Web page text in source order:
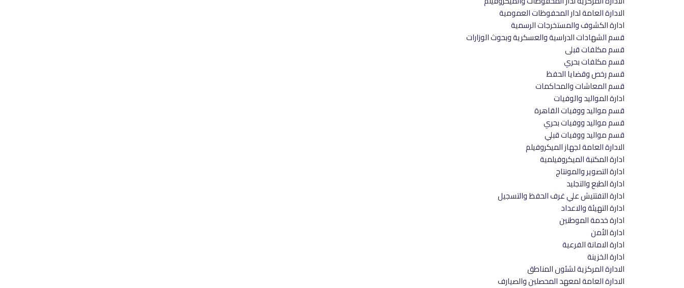
الادارة العامة لدار المحفوظات العمومية
ادارة الكشوف والمستخرجات الرسمية
قسم الشهادات الدراسية والعسكرية وبحوث الوزارات
قسم مكلفات قبلى
قسم مكلفات بحري
قسم رخص وقضايا الحفظ
قسم المعاشات والمحاكمات
ادارة المواليد والوفيات
قسم مواليد ووفيات القاهرة
قسم مواليد ووفيات بحري
قسم مواليد ووفيات قبلي
الادارة العامة لجهاز الميكروفيلم
ادارة المكتبة الميكروفيلمية
ادارة التصوير والمونتاج
ادارة الطبع والتجليد
ادارة التفتتيش علي غرف الحفظ والتسجيل
ادارة التهيئة والاعداد
ادارة خدمة الموطنين
ادارة الأمن
ادارة الامانة الفرعية
ادارة الخزينة
الادارة المركزية لشئون المناطق
الادارة العامة لمعهد المحصلين والصيارف